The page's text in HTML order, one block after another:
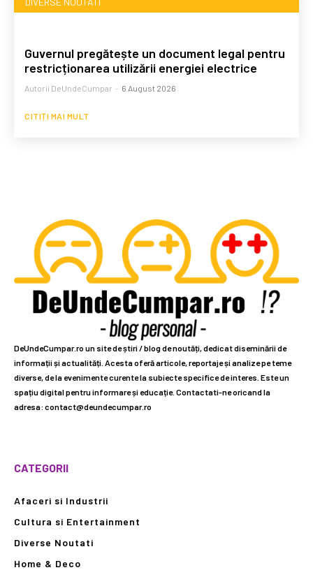
Guvernul pregătește un document legal pentru
restricționarea utilizării energiei electrice
Autorii DeUndeCumpar - 6 August 2026
CITIȚI MAI MULT
DeUndeCumpar.ro un site de știri / blog de noutăți, dedicat diseminării de
informații și actualități. Acesta oferă articole, reportaje și analize pe teme
diverse, de la evenimente curente la subiecte specifice de interes. Este un
spațiu digital pentru informare și educație. Contactati-ne oricand la
adresa: contact@deundecumpar.ro
CATEGORII
Afaceri si Industrii
Cultura si Entertainment
Diverse Noutati
Home & Deco